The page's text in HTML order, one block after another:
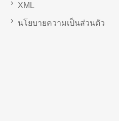
XML
นโยบายความเป็นส่วนตัว